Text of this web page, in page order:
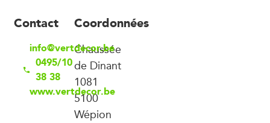
Contact
info@vertdecor.be
0495/10
38 38
www.vertdecor.be
Coordonnées
Chaussée
de Dinant
1081
5100
Wépion